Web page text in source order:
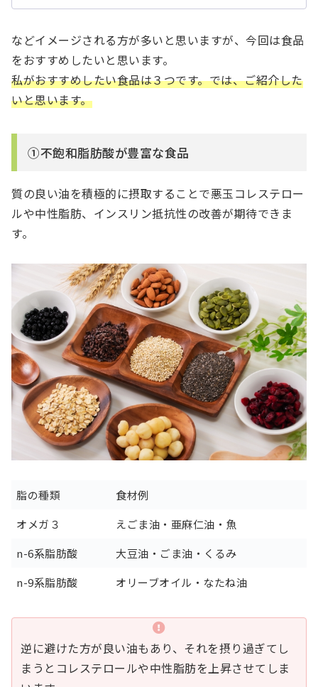
などイメージされる方が多いと思いますが、今回は食品
をおすすめしたいと思います。
私がおすすめしたい食品は３つです。では、ご紹介した
いと思います。
①不飽和脂肪酸が豊富な食品
質の良い油を積極的に摂取することで悪玉コレステロー
ルや中性脂肪、インスリン抵抗性の改善が期待できま
す。
脂の種類
食材例
オメガ３
えごま油・亜麻仁油・魚
n-6系脂肪酸
大豆油・ごま油・くるみ
n-9系脂肪酸
オリーブオイル・なたね油
逆に避けた方が良い油もあり、それを摂り過ぎてし
まうとコレステロールや中性脂肪を上昇させてしま